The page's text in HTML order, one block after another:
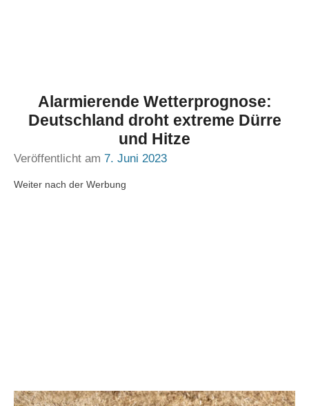
Alarmierende Wetterprognose:
Deutschland droht extreme Dürre
und Hitze
Veröffentlicht am 7. Juni 2023
Weiter nach der Werbung